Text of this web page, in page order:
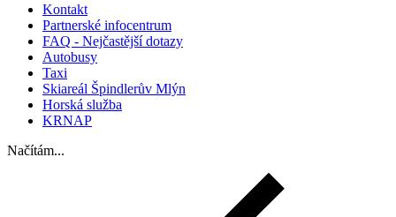
Kontakt
Partnerské infocentrum
FAQ - Nejčastější dotazy
Autobusy
Taxi
Skiareál Špindlerův Mlýn
Horská služba
KRNAP
Načítám...